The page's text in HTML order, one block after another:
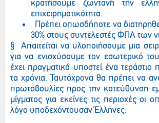
κρατήσουμε ζωντανή την
επιχειρηματικότητα.
Πρέπει οπωσδήποτε να
30% στους συντελεστές ΦΠΑ των
§
Απαιτείται να υλοποιήσουμε μια
για να ενισχύσουμε τον εσωτερικό
έχει πραγματικά υποστεί ένα
τα χρόνια. Ταυτόχρονα θα πρέπει να
πρωτοβουλίες προς την κατεύθυνση
μίγματος για εκείνες τις περιοχές οι
λόγο υποδεχόντουσαν Έλληνες.